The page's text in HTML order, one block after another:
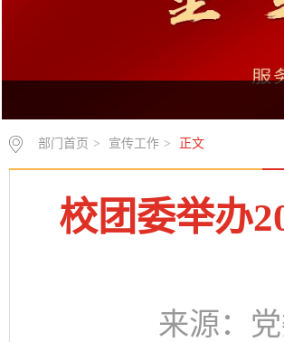
部门首页 > 宣传工作 > 正文
校团委举办
来源：